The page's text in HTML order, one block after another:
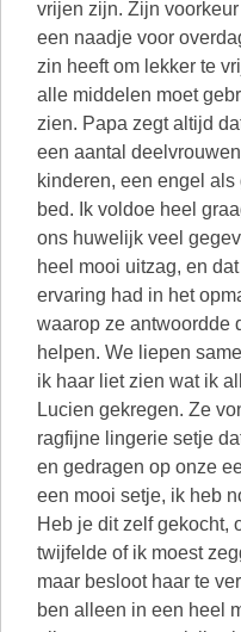
vrijen zijn. Zijn
een naadje voor
zin heeft om lekker te
alle middelen moet
zien. Papa zegt altijd
een aantal
kinderen, een engel
bed. Ik voldoe heel
ons huwelijk veel
heel mooi uitzag, en
ervaring had in het
waarop ze antwoordde
helpen. We liepen
ik haar liet zien wat ik
Lucien gekregen. Ze
ragfijne lingerie setje
en gedragen op onze
een mooi setje, ik heb
Heb je dit zelf gekocht,
twijfelde of ik moest
maar besloot haar te
ben alleen in een heel